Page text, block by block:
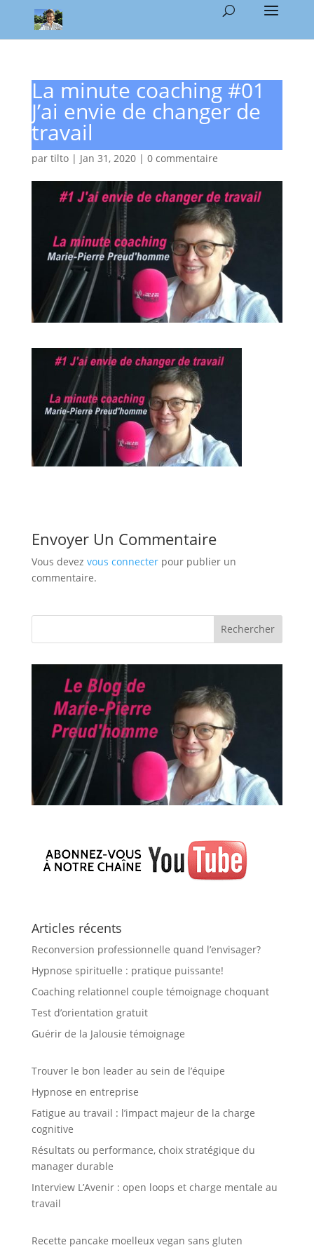
La minute coaching #01
J’ai envie de changer de
travail
par tilto| Jan 31, 2020| 0 commentaire
Envoyer Un Commentaire
Vous devez vous connecterpour publier un
commentaire.
Articles récents
Reconversion professionnelle quand l’envisager?
Hypnose spirituelle : pratique puissante!
Coaching relationnel couple témoignage choquant
Test d’orientation gratuit
Guérir de la Jalousie témoignage
Trouver le bon leader au sein de l’équipe
Hypnose en entreprise
Fatigue au travail : l’impact majeur de la charge
cognitive
Résultats ou performance, choix stratégique du
manager durable
Interview L’Avenir : open loops et charge mentale au
travail
Recette pancake moelleux vegan sans gluten